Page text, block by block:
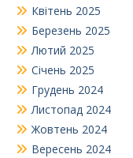
Квітень 2025
Березень 2025
Лютий 2025
Січень 2025
Грудень 2024
Листопад 2024
Жовтень 2024
Вересень 2024